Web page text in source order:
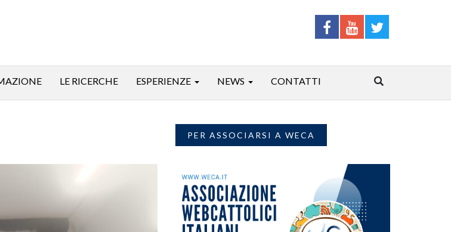
LE RICERCHE ESPERIENZE NEWS CONTATTI
PER ASSOCIARSI A WECA